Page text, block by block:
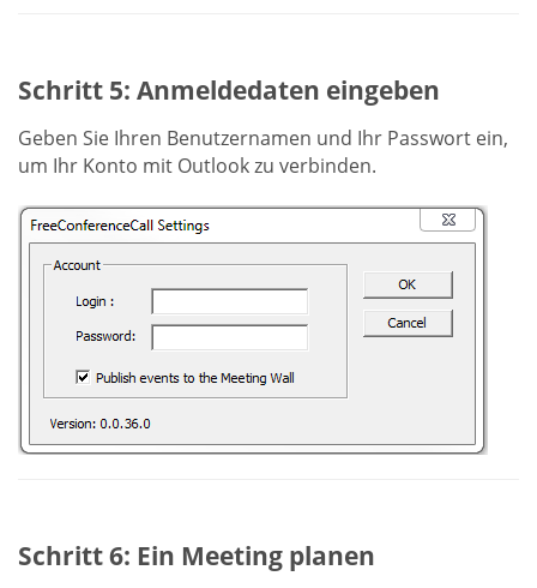
Schritt 5: Anmeldedaten eingeben
Geben Sie Ihren Benutzernamen und Ihr Passwort ein,
um Ihr Konto mit Outlook zu verbinden.
Schritt 6: Ein Meeting planen